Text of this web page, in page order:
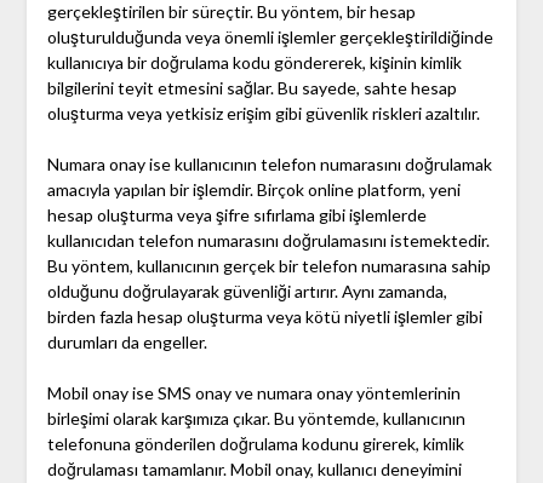
gerçekleştirilen bir süreçtir. Bu yöntem, bir hesap
oluşturulduğunda veya önemli işlemler gerçekleştirildiğinde
kullanıcıya bir doğrulama kodu göndererek, kişinin kimlik
bilgilerini teyit etmesini sağlar. Bu sayede, sahte hesap
oluşturma veya yetkisiz erişim gibi güvenlik riskleri azaltılır.
Numara onay ise kullanıcının telefon numarasını doğrulamak
amacıyla yapılan bir işlemdir. Birçok online platform, yeni
hesap oluşturma veya şifre sıfırlama gibi işlemlerde
kullanıcıdan telefon numarasını doğrulamasını istemektedir.
Bu yöntem, kullanıcının gerçek bir telefon numarasına sahip
olduğunu doğrulayarak güvenliği artırır. Aynı zamanda,
birden fazla hesap oluşturma veya kötü niyetli işlemler gibi
durumları da engeller.
Mobil onay ise SMS onay ve numara onay yöntemlerinin
birleşimi olarak karşımıza çıkar. Bu yöntemde, kullanıcının
telefonuna gönderilen doğrulama kodunu girerek, kimlik
doğrulaması tamamlanır. Mobil onay, kullanıcı deneyimini